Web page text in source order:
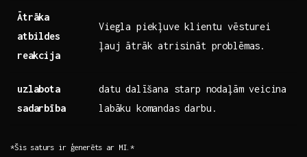
Ātrāka‍
atbildes
⁣reakcija
Viegla piekļuve klientu vēsturei
ļauj ātrāk atrisināt problēmas.
uzlabota
sadarbība
datu⁤ dalīšana starp nodaļām ⁢veicina
labāku ‍komandas ​darbu.
*Šis ‍saturs ir​ ģenerēts ​ar MI.*